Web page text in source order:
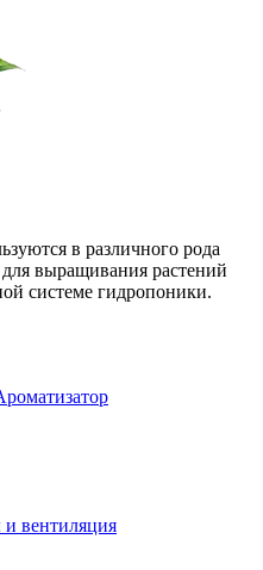
в различного рода
выращивания растений
системе гидропоники.
вентиляция